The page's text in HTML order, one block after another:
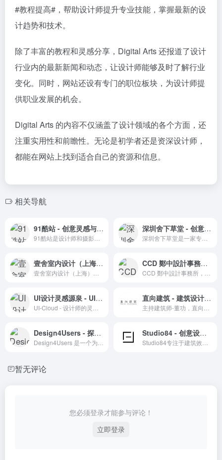
#教程提高# ，帮助设计师提升专业技能，掌握最新的设
计趋势和技术。
除了丰富的教程和灵感分享，Digital Arts 还报道了设计
行业内的最新新闻和动态，让设计师能够及时了解行业
变化。同时，网站还设有专门的职位板块，为设计师提
供职业发展的机会。
Digital Arts 的内容不仅涵盖了设计领域的各个方面，还
注重实用性和前瞻性。无论是初学者还是资深设计师，
都能在网站上找到适合自己的资源和信息。
相关导航
91酷站 - 创意灵感与艺术摄影的聚集地 深圳舍下草堂 - 创意型室内设计的新生代力量
壹舍室内设计（上海）有限公司 - 综合性专业设计公司 CCD 鄭中設計事務所 - 亚洲设计领域的领军者
UI设计灵感源泉 - UI-Cloud 直向建筑 - 建筑设计事务所
Design4Users - 探索设计趋势与创意灵感 Studio84 - 创意设计与艺术交流平台
暂无评论
您必须登录才能参与评论！
立即登录